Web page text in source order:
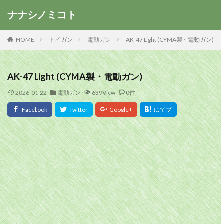
ナナシノミコト
HOME トイガン 電動ガン AK-47 Light (CYMA製・電動ガン)
AK-47 Light (CYMA製・電動ガン)
2026-01-22 電動ガン 639View 0件